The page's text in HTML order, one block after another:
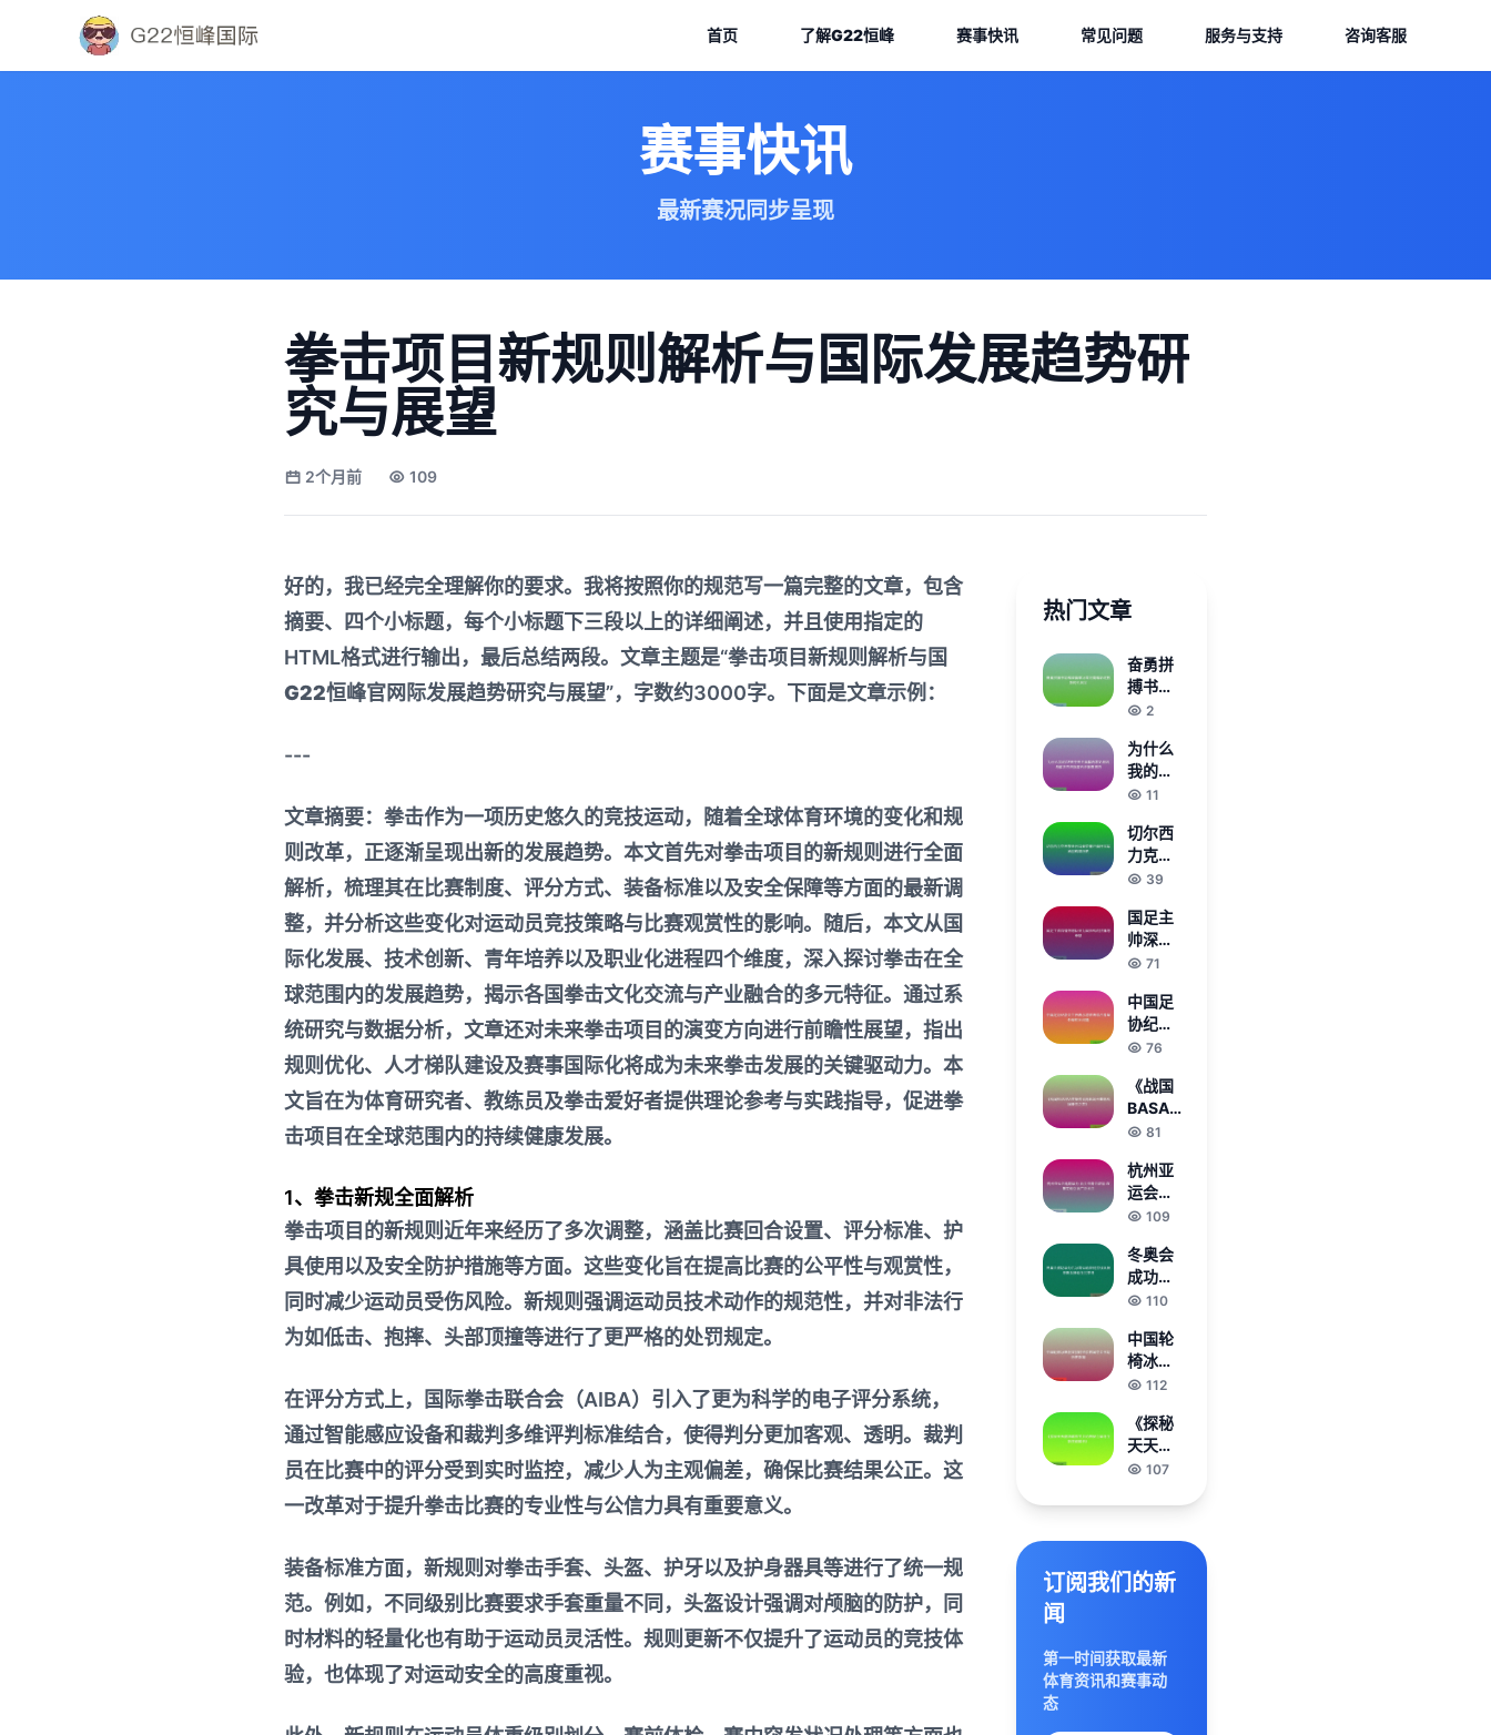
首页 了解G22恒峰 赛事快讯 常见问题 服务与支持 咨询客服
赛事快讯
最新赛况同步呈现
拳击项目新规则解析与国际发展趋势研
究与展望
2个月前 109
好的，我已经完全理解你的要求。我将按照你的规范写一篇完整的文章，包含
摘要、四个小标题，每个小标题下三段以上的详细阐述，并且使用指定的
HTML格式进行输出，最后总结两段。文章主题是“拳击项目新规则解析与国
G22恒峰官网 际发展趋势研究与展望”，字数约3000字。下面是文章示例：
---
文章摘要：拳击作为一项历史悠久的竞技运动，随着全球体育环境的变化和规
则改革，正逐渐呈现出新的发展趋势。本文首先对拳击项目的新规则进行全面
解析，梳理其在比赛制度、评分方式、装备标准以及安全保障等方面的最新调
整，并分析这些变化对运动员竞技策略与比赛观赏性的影响。随后，本文从国
际化发展、技术创新、青年培养以及职业化进程四个维度，深入探讨拳击在全
球范围内的发展趋势，揭示各国拳击文化交流与产业融合的多元特征。通过系
统研究与数据分析，文章还对未来拳击项目的演变方向进行前瞻性展望，指出
规则优化、人才梯队建设及赛事国际化将成为未来拳击发展的关键驱动力。本
文旨在为体育研究者、教练员及拳击爱好者提供理论参考与实践指导，促进拳
击项目在全球范围内的持续健康发展。
1、拳击新规全面解析
拳击项目的新规则近年来经历了多次调整，涵盖比赛回合设置、评分标准、护
具使用以及安全防护措施等方面。这些变化旨在提高比赛的公平性与观赏性，
同时减少运动员受伤风险。新规则强调运动员技术动作的规范性，并对非法行
为如低击、抱摔、头部顶撞等进行了更严格的处罚规定。
在评分方式上，国际拳击联合会（AIBA）引入了更为科学的电子评分系统，
通过智能感应设备和裁判多维评判标准结合，使得判分更加客观、透明。裁判
员在比赛中的评分受到实时监控，减少人为主观偏差，确保比赛结果公正。这
一改革对于提升拳击比赛的专业性与公信力具有重要意义。
装备标准方面，新规则对拳击手套、头盔、护牙以及护身器具等进行了统一规
范。例如，不同级别比赛要求手套重量不同，头盔设计强调对颅脑的防护，同
时材料的轻量化也有助于运动员灵活性。规则更新不仅提升了运动员的竞技体
验，也体现了对运动安全的高度重视。
热门文章
奋勇拼
搏书写
辉煌篇
河南精
彩绽放
新时代
2
为什么
我的CF
进不去
析常见
原因与
解决方
五步排
查技巧
11
切尔西
力克巴
黎圣日
膺世俱
杯冠军
再创辉
39
国足主
帅深情
致谢队
征战的
拼搏与
奉献
71
中国足
协纪委
会主任
依法综
合考量
处理相
76
《战国
BASARA
英雄传说
重燃战国
豪杰之
梦》
81
杭州亚
运会延
期举办
青会取
消 双重
变动引
关注
109
冬奥会
成功举
办后冰
如何持
续发展
与普及
民参与
110
中国轮
椅冰壶
混双加
韩国夺
金书写
历史新
112
《探秘
天天酷
跑暗夜
神秘力
解析》
107
订阅我们的新
闻
第一时间获取最新
体育资讯和赛事动
态